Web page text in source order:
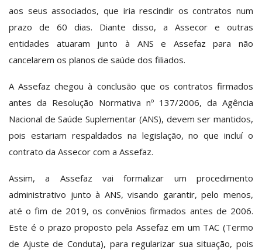
aos seus associados, que iria rescindir os contratos num
prazo de 60 dias. Diante disso, a Assecor e outras
entidades atuaram junto à ANS e Assefaz para não
cancelarem os planos de saúde dos filiados.
A Assefaz chegou à conclusão que os contratos firmados
antes da Resolução Normativa nº 137/2006, da Agência
Nacional de Saúde Suplementar (ANS), devem ser mantidos,
pois estariam respaldados na legislação, no que incluí o
contrato da Assecor com a Assefaz.
Assim, a Assefaz vai formalizar um procedimento
administrativo junto à ANS, visando garantir, pelo menos,
até o fim de 2019, os convênios firmados antes de 2006.
Este é o prazo proposto pela Assefaz em um TAC (Termo
de Ajuste de Conduta), para regularizar sua situação, pois